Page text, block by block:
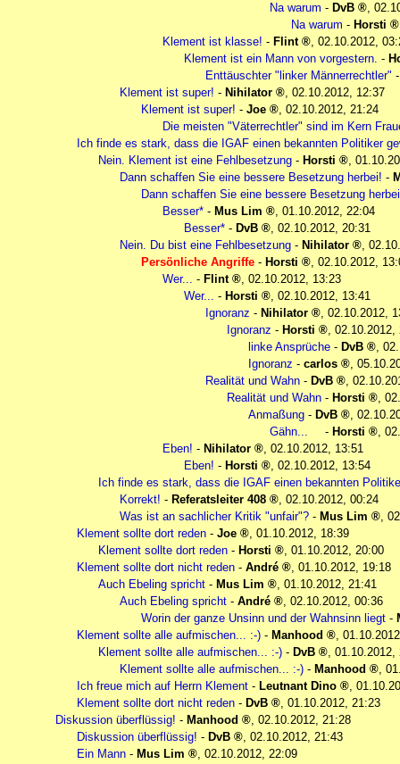
Na warum - DvB ,
Na warum - Horsti
Klement ist klasse! - Flint , 02.10.2012,
Klement ist ein Mann von vorgestern. -
Enttäuschter "linker Männerrechtler"
Klement ist super! - Nihilator , 02.10.2012, 12:37
Klement ist super! - Joe , 02.10.2012, 21:24
Die meisten "Väterrechtler" sind im Kern
Ich finde es stark, dass die IGAF einen bekannten Politiker
Nein. Klement ist eine Fehlbesetzung - Horsti ,
Dann schaffen Sie eine bessere Besetzung herbei! -
Dann schaffen Sie eine bessere Besetzung
Besser* - Mus Lim , 01.10.2012, 22:04
Besser* - DvB , 02.10.2012, 20:31
Nein. Du bist eine Fehlbesetzung - Nihilator ,
Persönliche Angriffe - Horsti , 02.10.2012,
Wer... - Flint , 02.10.2012, 13:23
Wer... - Horsti , 02.10.2012, 13:41
Ignoranz - Nihilator , 02.10.2012,
Ignoranz - Horsti , 02.10.2012,
linke Ansprüche - DvB ,
Ignoranz - carlos ,
Realität und Wahn - DvB ,
Realität und Wahn - Horsti ,
Anmaßung - DvB ,
Gähn...
- Horsti ,
Eben! - Nihilator , 02.10.2012, 13:51
Eben! - Horsti , 02.10.2012, 13:54
Ich finde es stark, dass die IGAF einen bekannten
Korrekt! - Referatsleiter 408 , 02.10.2012, 00:24
Was ist an sachlicher Kritik "unfair"? - Mus Lim ,
Klement sollte dort reden - Joe , 01.10.2012, 18:39
Klement sollte dort reden - Horsti , 01.10.2012, 20:00
Klement sollte dort nicht reden - André , 01.10.2012, 19:18
Auch Ebeling spricht - Mus Lim , 01.10.2012, 21:41
Auch Ebeling spricht - André , 02.10.2012, 00:36
Worin der ganze Unsinn und der Wahnsinn liegt -
Klement sollte alle aufmischen... :-) - Manhood ,
Klement sollte alle aufmischen... :-) - DvB , 01.10.2012,
Klement sollte alle aufmischen... :-) - Manhood ,
Ich freue mich auf Herrn Klement - Leutnant Dino ,
Klement sollte dort nicht reden - DvB , 01.10.2012, 21:23
Diskussion überflüssig! - Manhood , 02.10.2012, 21:28
Diskussion überflüssig! - DvB , 02.10.2012, 21:43
Ein Mann - Mus Lim , 02.10.2012, 22:09